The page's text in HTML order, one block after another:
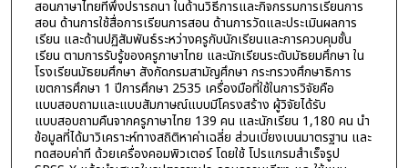
สอนภาษาไทยที่พึงปรารถนา ในด้านวิธีการและกิจกรรมการเรียนการ
สอน ด้านการใช้สื่อการเรียนการสอน ด้านการวัดและประเมินผลการ
เรียน และด้านปฏิสัมพันธ์ระหว่างครูกับนักเรียนและการควบคุมชั้น
เรียน ตามการรับรู้ของครูภาษาไทย และนักเรียนระดับมัธยมศึกษา ใน
โรงเรียนมัธยมศึกษา สังกัดกรมสามัญศึกษา กระทรวงศึกษาธิการ
เขตการศึกษา 1 ปีการศึกษา 2535 เครื่องมือที่ใช้ในการวิจัยคือ
แบบสอบถามและแบบสัมภาษณ์แบบมีโครงสร้าง ผู้วิจัยได้รับ
แบบสอบถามคืนจากครูภาษาไทย 139 คน และนักเรียน 1,180 คน นำ
ข้อมูลที่ได้มาวิเคราะห์ทางสถิติหาค่าเฉลี่ย ส่วนเบี่ยงเบนมาตรฐาน และ
ทดสอบค่าที ด้วยเครื่องคอมพิวเตอร์ โดยใช้ โปรแกรมสำเร็จรูป